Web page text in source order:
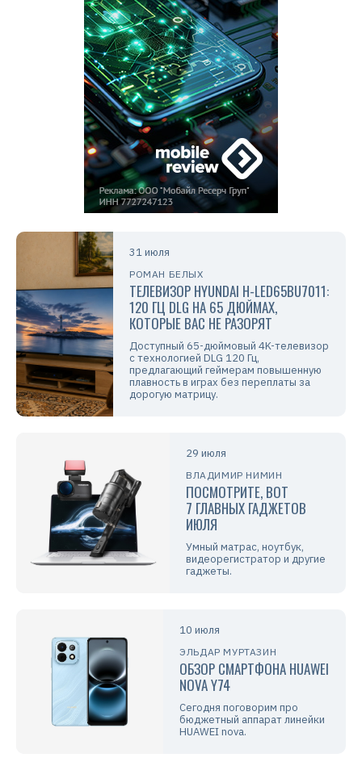
31 июля
РОМАН БЕЛЫХ
ТЕЛЕВИЗОР HYUNDAI H-LED65BU7011:
120 ГЦ DLG НА 65 ДЮЙМАХ,
КОТОРЫЕ ВАС НЕ РАЗОРЯТ
Доступный 65-дюймовый 4K-телевизор
с технологией DLG 120 Гц,
предлагающий геймерам повышенную
плавность в играх без переплаты за
дорогую матрицу.
29 июля
ВЛАДИМИР НИМИН
ПОСМОТРИТЕ, ВОТ
7 ГЛАВНЫХ ГАДЖЕТОВ
ИЮЛЯ
Умный матрас, ноутбук,
видеорегистратор и другие
гаджеты.
10 июля
ЭЛЬДАР МУРТАЗИН
ОБЗОР СМАРТФОНА HUAWEI
NOVA Y74
Сегодня поговорим про
бюджетный аппарат линейки
HUAWEI nova.